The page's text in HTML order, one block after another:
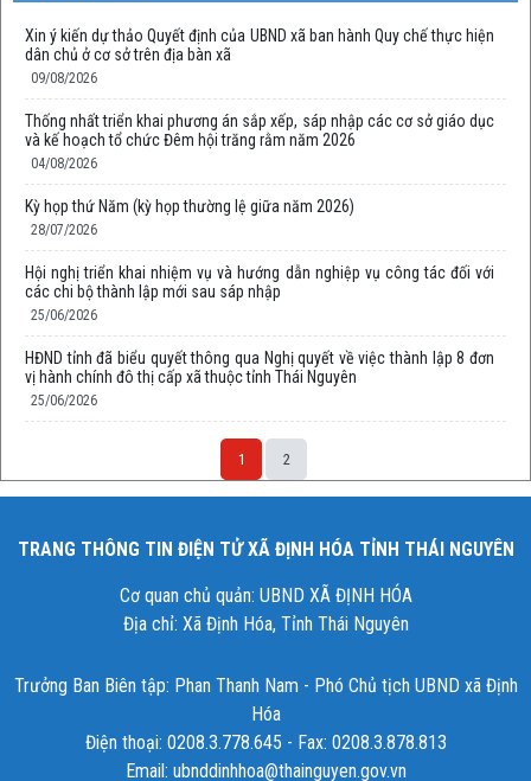
Xin ý kiến dự thảo Quyết định của UBND xã ban hành Quy chế thực hiện
dân chủ ở cơ sở trên địa bàn xã
09/08/2026
Thống nhất triển khai phương án sắp xếp, sáp nhập các cơ sở giáo dục
và kế hoạch tổ chức Đêm hội trăng rằm năm 2026
04/08/2026
Kỳ họp thứ Năm (kỳ họp thường lệ giữa năm 2026)
28/07/2026
Hội nghị triển khai nhiệm vụ và hướng dẫn nghiệp vụ công tác đối với
các chi bộ thành lập mới sau sáp nhập
25/06/2026
HĐND tỉnh đã biểu quyết thông qua Nghị quyết về việc thành lập 8 đơn
vị hành chính đô thị cấp xã thuộc tỉnh Thái Nguyên
25/06/2026
1 2
TRANG THÔNG TIN ĐIỆN TỬ XÃ ĐỊNH HÓA TỈNH THÁI NGUYÊN
Cơ quan chủ quản: UBND XÃ ĐỊNH HÓA
Địa chỉ: Xã Định Hóa, Tỉnh Thái Nguyên
Trưởng Ban Biên tập: Phan Thanh Nam - Phó Chủ tịch UBND xã Định
Hóa
Điện thoại: 0208.3.778.645 - Fax: 0208.3.878.813
Email: ubnddinhhoa@thainguyen.gov.vn